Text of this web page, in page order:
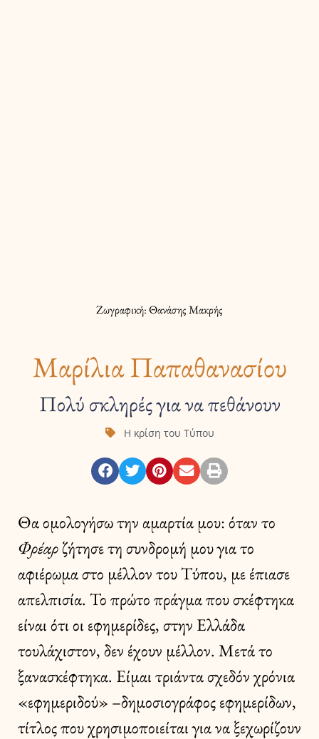
Ζωγραφική: Θανάσης Μακρής
Μαρίλια Παπαθανασίου
Πολύ σκληρές για να πεθάνουν
Η κρίση του Τύπου
Θα ομολογήσω την αμαρτία μου: όταν το
Φρέαρζήτησε τη συνδρομή μου για το
αφιέρωμα στο μέλλον του Τύπου, με έπιασε
απελπισία. Το πρώτο πράγμα που σκέφτηκα
είναι ότι οι εφημερίδες, στην Ελλάδα
τουλάχιστον, δεν έχουν μέλλον. Μετά το
ξανασκέφτηκα. Είμαι τριάντα σχεδόν χρόνια
«εφημεριδού» –δημοσιογράφος εφημερίδων,
τίτλος που χρησιμοποιείται για να ξεχωρίζουν